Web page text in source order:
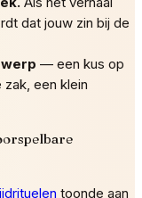
dat jouw zin bij de
— een kus op
een klein
toonde aan